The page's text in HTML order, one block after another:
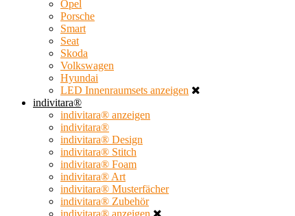
Opel
Porsche
Smart
Seat
Skoda
Volkswagen
Hyundai
LED Innenraumsets anzeigen
indivitara®
indivitara® anzeigen
indivitara®
indivitara® Design
indivitara® Stitch
indivitara® Foam
indivitara® Art
indivitara® Musterfächer
indivitara® Zubehör
indivitara® anzeigen